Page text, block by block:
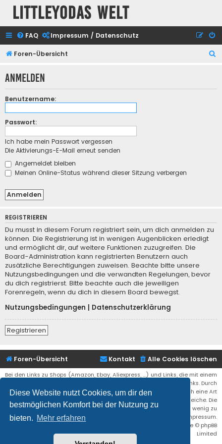
Diese Website nutzt Cookies, um dir den
bestmöglichen Komfort bei der Nutzung zu
bieten. Mehr erfahren
Littleyodas Welt
FAQ Impressum / Datenschutz
Foren-Übersicht
h
Anmelden
Benutzername:
Passwort:
Ich habe mein Passwort vergessen
Die Aktivierungs-E-Mail erneut senden
Angemeldet bleiben
Meinen Online-Status während dieser Sitzung verbergen
REGISTRIEREN
Du musst in diesem Forum registriert sein, um dich anmelden zu
können. Die Registrierung ist in wenigen Augenblicken erledigt
und ermöglicht dir, auf weitere Funktionen zuzugreifen. Die
Board-Administration kann registrierten Benutzern auch
zusätzliche Berechtigungen zuweisen. Beachte bitte unsere
Nutzungsbedingungen und die verwandten Regelungen, bevor
du dich registrierst. Bitte beachte auch die jeweiligen
Forenregeln, wenn du dich in diesem Board bewegst.
Nutzungsbedingungen
Datenschutzerklärung
Registrieren
Foren-Übersicht Alle Cookies löschen
Kontakt
Bei den Links zu Shops (Amazon, Ebay, Aliexpress, ...) und Links, die mit einem
Stern (*) markiert sind, kann es sich um sogenannte Affiliate Links. Durch
den Kauf eines Produktes über einen Affiliate Link erhälte ich eine Art
Umsatzbeteiligung gutgeschrieben. Für euch bleibt der Preis der gleiche. Die
Einnahmen helfen die Hostgebühren für diese Webseite ein wenig zu
reduzieren. Siehe auch das Impressum.
® Forum Software © phpBB
Limited